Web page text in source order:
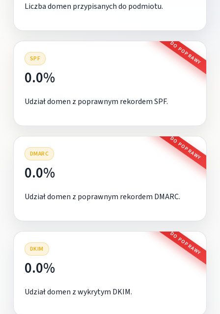
Liczba domen przypisanych do podmiotu.
SPF DO POPRAWY
0.0%
Udział domen z poprawnym rekordem SPF.
DMARC DO POPRAWY
0.0%
Udział domen z poprawnym rekordem DMARC.
DKIM DO POPRAWY
0.0%
Udział domen z wykrytym DKIM.